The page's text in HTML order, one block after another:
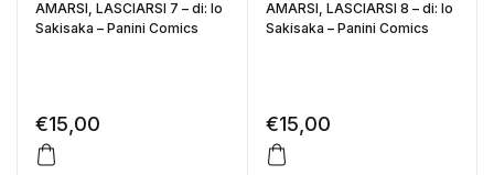
AMARSI, LASCIARSI 7 – di: Io
Sakisaka – Panini Comics
€15,00
AMARSI, LASCIARSI 8 – di: Io
Sakisaka – Panini Comics
€15,00